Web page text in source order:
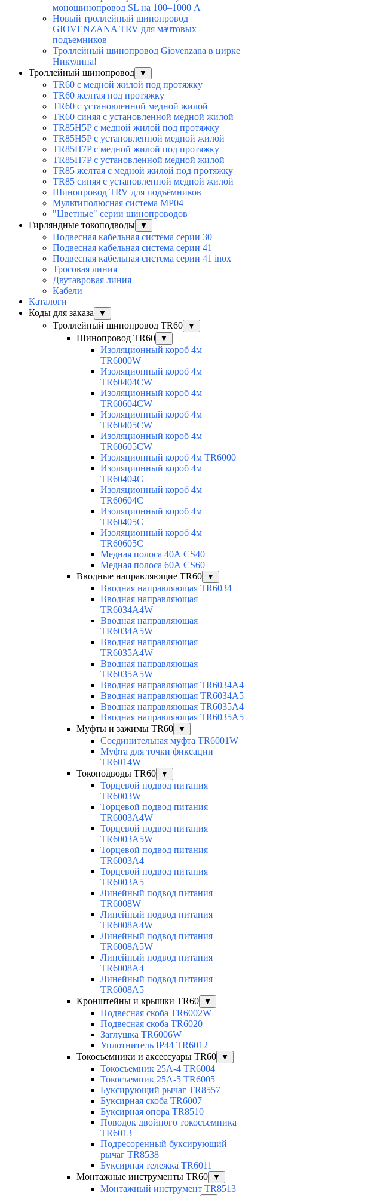
моношинопровод SL на 100–1000 А
Новый троллейный шинопровод
GIOVENZANA TRV для мачтовых
подъемников
Троллейный шинопровод Giovenzana в цирке
Никулина!
Троллейный шинопровод
▼
TR60 с медной жилой под протяжку
TR60 желтая под протяжку
TR60 с установленной медной жилой
TR60 синяя с установленной медной жилой
TR85H5P с медной жилой под протяжку
TR85H5P с установленной медной жилой
TR85H7P с медной жилой под протяжку
TR85H7P с установленной медной жилой
TR85 желтая с медной жилой под протяжку
TR85 синяя с установленной медной жилой
Шинопровод TRV для подъёмников
Мультиполюсная система MP04
"Цветные" серии шинопроводов
Гирляндные токоподводы
▼
Подвесная кабельная система серии 30
Подвесная кабельная система серии 41
Подвесная кабельная система серии 41 inox
Тросовая линия
Двутавровая линия
Кабели
Каталоги
Коды для заказа
▼
Троллейный шинопровод TR60 ▼
Шинопровод TR60 ▼
Изоляционный короб 4м
TR6000W
Изоляционный короб 4м
TR60404CW
Изоляционный короб 4м
TR60604CW
Изоляционный короб 4м
TR60405CW
Изоляционный короб 4м
TR60605CW
Изоляционный короб 4м TR6000
Изоляционный короб 4м
TR60404C
Изоляционный короб 4м
TR60604C
Изоляционный короб 4м
TR60405C
Изоляционный короб 4м
TR60605C
Медная полоса 40А CS40
Медная полоса 60А CS60
Вводные направляющие TR60
▼
Вводная направляющая TR6034
Вводная направляющая
TR6034A4W
Вводная направляющая
TR6034A5W
Вводная направляющая
TR6035A4W
Вводная направляющая
TR6035A5W
Вводная направляющая TR6034A4
Вводная направляющая TR6034A5
Вводная направляющая TR6035A4
Вводная направляющая TR6035A5
Муфты и зажимы TR60
▼
Соединительная муфта TR6001W
Муфта для точки фиксации
TR6014W
Токоподводы TR60
▼
Торцевой подвод питания
TR6003W
Торцевой подвод питания
TR6003A4W
Торцевой подвод питания
TR6003A5W
Торцевой подвод питания
TR6003A4
Торцевой подвод питания
TR6003A5
Линейный подвод питания
TR6008W
Линейный подвод питания
TR6008A4W
Линейный подвод питания
TR6008A5W
Линейный подвод питания
TR6008A4
Линейный подвод питания
TR6008A5
Кронштейны и крышки TR60
▼
Подвесная скоба TR6002W
Подвесная скоба TR6020
Заглушка TR6006W
Уплотнитель IP44 TR6012
Токосъемники и аксессуары TR60
▼
Токосъемник 25А-4 TR6004
Токосъемник 25А-5 TR6005
Буксирующий рычаг TR8557
Буксирная скоба TR6007
Буксирная опора TR8510
Поводок двойного токосъемника
TR6013
Подресоренный буксирующий
рычаг TR8538
Буксирная тележка TR6011
Монтажные инструменты TR60
▼
Монтажный инструмент TR8513